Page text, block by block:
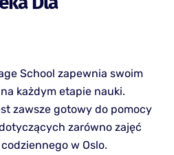
School zapewnia swoim
każdym etapie nauki.
zawsze gotowy do pomocy
zarówno zajęć
w Oslo.